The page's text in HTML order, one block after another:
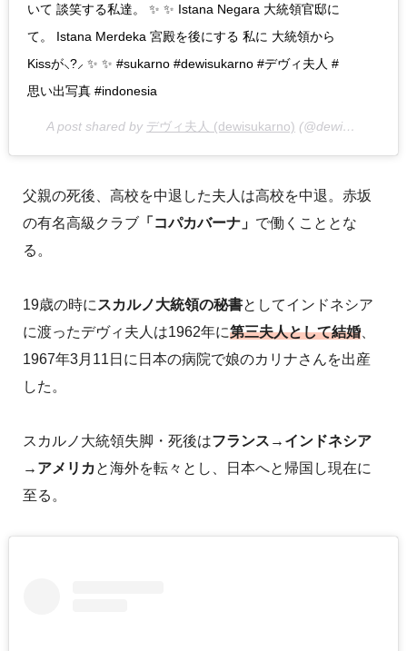
いて 談笑する私達。 ✨ ✨ Istana Negara 大統領官邸に
て。 Istana Merdeka 宮殿を後にする 私に 大統領から
Kissが⸜?︎⸝‍ ✨ ✨ #sukarno #dewisukarno #デヴィ夫人 #
思い出写真 #indonesia
A post shared by デヴィ夫人 (dewisukarno) (@dewisukarnoofficial) on
父親の死後、高校を中退した夫人は高校を中退。赤坂
の有名高級クラブ 「コパカバーナ」 で働くこととな
る。
19歳の時に スカルノ大統領の秘書としてインドネシア
に渡ったデヴィ夫人は1962年に第三夫人として結婚
1967年3月11日に日本の病院で娘のカリナさんを出産
した。
スカルノ大統領失脚・死後はフランス→インドネシア
→アメリカ と海外を転々とし、日本へと帰国し現在に
至る。